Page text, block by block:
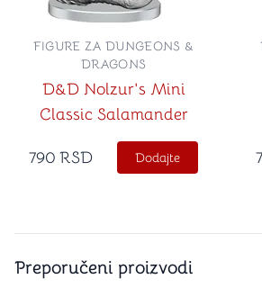
D&D Nolzur's Mini
Classic Salamander
FIGURE ZA DUNGEONS &
DRAGONS
790 RSD Dodajte
Preporučeni proizvodi